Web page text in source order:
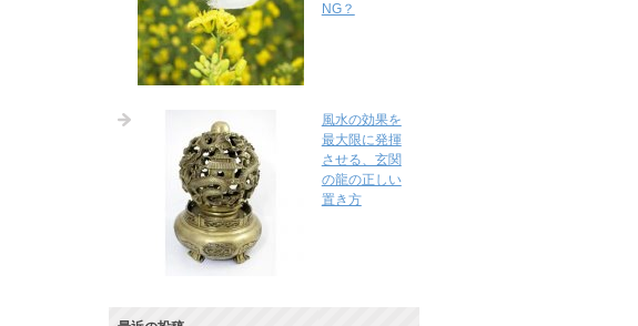
NG？
風水の効果を
最大限に発揮
させる、玄関
の龍の正しい
置き方